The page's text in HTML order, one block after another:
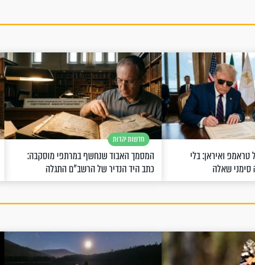
ואיראן: בלי
שאלה
חדשות יהדות
המסמך האבוד שנחשף במרתפי מוסקבה:
כתב היד הנדיר של הרשב"ם התגלה